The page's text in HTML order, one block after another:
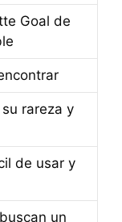
Goal de
rareza y
de usar y
un